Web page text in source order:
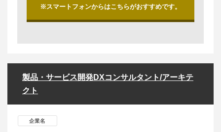
※スマートフォンからはこちらがおすすめです。
製品・サービス開発DXコンサルタント/アーキテ
クト
企業名